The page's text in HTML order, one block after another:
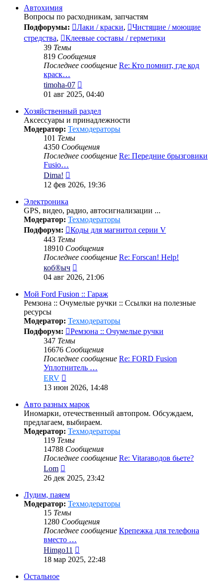
Автохимия
Вопросы по расходникам, запчастям
Подфорумы:
Лаки / краски,
Чистящие / моющие
стредства,
Клеевые составы / герметики
39 Темы
819 Сообщения
Последнее сообщение Re: Кто помнит, где код
краск…
timoha-07
сообщению
01 авг 2025, 04:40
Хозяйственный раздел
Аксессуары и принадлежности
Модератор: Техмодераторы
101 Темы
4350 Сообщения
Последнее сообщение Re: Передние брызговики
Fusio…
Dima!
к
12 фев 2026, 19:36
Электроника
GPS, видео, радио, автосигнализации ...
Модератор: Техмодераторы
Подфорум:
Коды для магнитол серии V
443 Темы
18910 Сообщения
Последнее сообщение Re: Forscan! Help!
коб®ыч
к
сообщению
04 авг 2026, 21:06
Мой Ford Fusion :: Гараж
Ремзона :: Очумелые ручки :: Ссылки на полезные
ресурсы
Модератор: Техмодераторы
Подфорум:
Ремзона :: Очумелые ручки
347 Темы
16676 Сообщения
Последнее сообщение Re: FORD Fusion
Уплотнитель …
ERV
к
сообщению
13 июн 2026, 14:48
Авто разных марок
Иномарки, отечественный автопром. Обсуждаем,
предлагаем, выбираем.
Модератор: Техмодераторы
119 Темы
14788 Сообщения
Последнее сообщение Re: Vitaraводов бьете?
Lom
к
сообщению
26 дек 2025, 23:42
Лудим, паяем
Модератор: Техмодераторы
15 Темы
1280 Сообщения
Последнее сообщение Крепежка для телефона
вместо …
Himgo11
к
18 мар 2025, 22:48
Остальное